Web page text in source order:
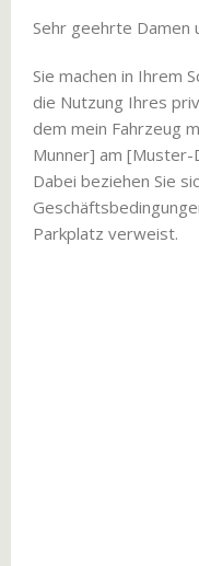
Sehr geehrte Damen
Sie machen in Ihrem
die Nutzung Ihres
dem mein Fahrzeug
Munner] am [Muster-
Dabei beziehen Sie
Parkplatz verweist.